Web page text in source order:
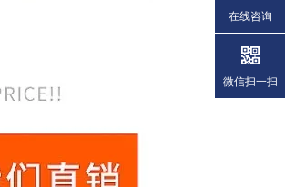
在线咨询
微信扫一扫